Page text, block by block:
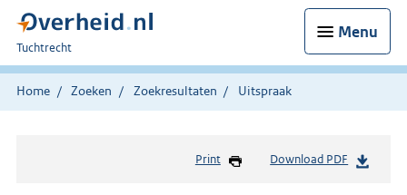
Menu
U
bent
hier:
Tuchtrecht
Home Zoeken Zoekresultaten Uitspraak
Print Download PDF